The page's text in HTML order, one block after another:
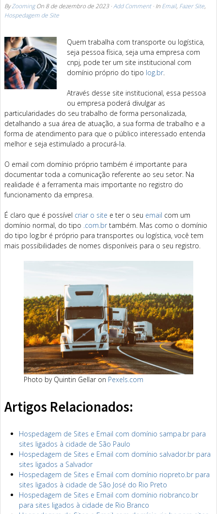
ByZoomingOn 8 de dezembro de 2023· Add Comment· In Email, Fazer Site,
Hospedagem de Site
Quem trabalha com transporte ou logística,
seja pessoa física, seja uma empresa com
cnpj, pode ter um site institucional com
domínio próprio do tipo log.br.
Através desse site institucional, essa pessoa
ou empresa poderá divulgar as
particularidades do seu trabalho de forma personalizada,
detalhando a sua área de atuação, a sua forma de trabalho e a
forma de atendimento para que o público interessado entenda
melhor e seja estimulado a procurá-la.
O email com domínio próprio também é importante para
documentar toda a comunicação referente ao seu setor. Na
realidade é a ferramenta mais importante no registro do
funcionamento da empresa.
É claro que é possível criar o site e ter o seu email com um
domínio normal, do tipo .com.br também. Mas como o domínio
do tipo log.br é próprio para transportes ou logística, você tem
mais possibilidades de nomes disponíveis para o seu registro.
Photo by Quintin Gellar on Pexels.com
Artigos Relacionados:
Hospedagem de Sites e Email com domínio sampa.br para
sites ligados à cidade de São Paulo
Hospedagem de Sites e Email com domínio salvador.br para
sites ligados a Salvador
Hospedagem de Sites e Email com domínio riopreto.br para
sites ligados à cidade de São José do Rio Preto
Hospedagem de Sites e Email com domínio riobranco.br
para sites ligados à cidade de Rio Branco